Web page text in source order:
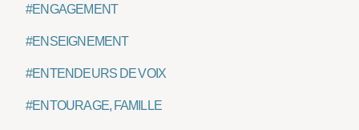
#ENGAGEMENT
#ENSEIGNEMENT
#ENTENDEURS DE VOIX
#ENTOURAGE, FAMILLE